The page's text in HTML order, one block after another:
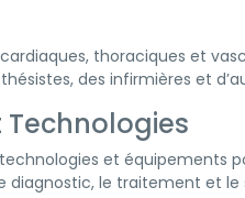
thoraciques et
des infirmières et
et équipements
diagnostic, le traitement et